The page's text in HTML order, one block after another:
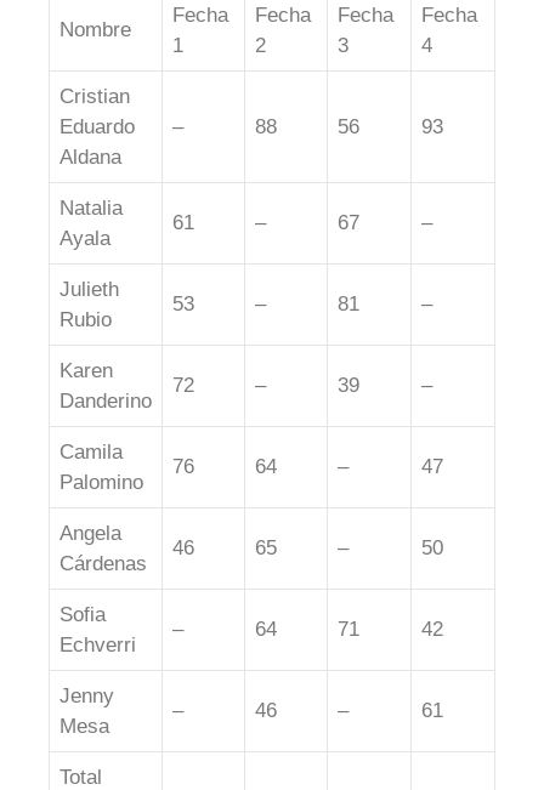
Nombre
Fecha
1
Fecha
2
Fecha
3
Fecha
4
Cristian
Eduardo
Aldana
– 88 56 93
Natalia
Ayala
61 – 67 –
Julieth
Rubio
53 – 81 –
Karen
Danderino
72 – 39 –
Camila
Palomino
76 64 – 47
Angela
Cárdenas
46 65 – 50
Sofia
Echverri
– 64 71 42
Jenny
Mesa
– 46 – 61
Total